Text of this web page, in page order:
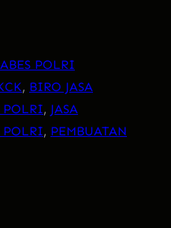
POLRI
, BIRO JASA
POLRI, JASA
POLRI, PEMBUATAN